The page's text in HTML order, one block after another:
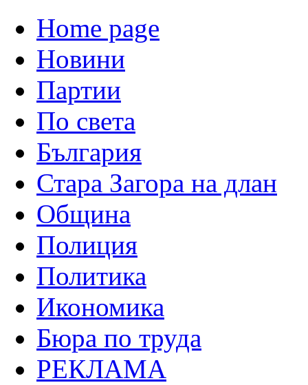
Home page
Новини
Партии
По света
България
Стара Загора на длан
Община
Полиция
Политика
Икономика
Бюра по труда
РЕКЛАМА